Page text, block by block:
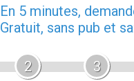
En 5 minutes,
Gratuit, sans pub et
2 3